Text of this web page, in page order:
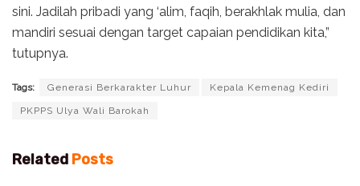
sini. Jadilah pribadi yang ‘alim, faqih, berakhlak mulia, dan
mandiri sesuai dengan target capaian pendidikan kita,”
tutupnya.
Tags: Generasi Berkarakter Luhur Kepala Kemenag Kediri
PKPPS Ulya Wali Barokah
Related Posts